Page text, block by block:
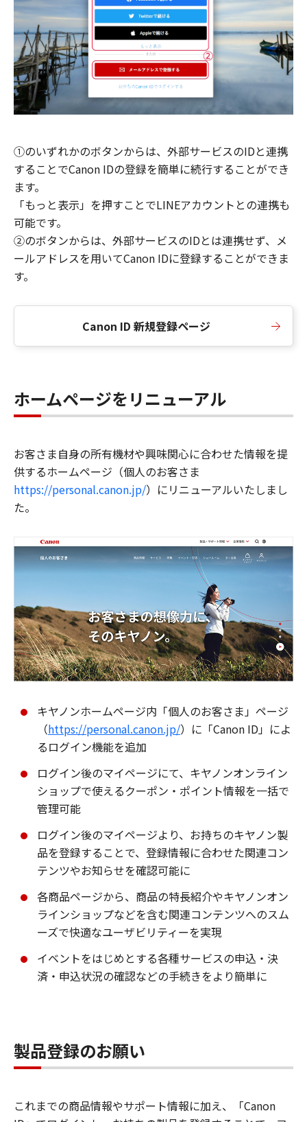
①のいずれかのボタンからは、外部サービスのIDと連携
することでCanon IDの登録を簡単に続行することができ
ます。
「もっと表示」を押すことでLINEアカウントとの連携も
可能です。
②のボタンからは、外部サービスのIDとは連携せず、メ
ールアドレスを用いてCanon IDに登録することができま
す。
Canon ID 新規登録ページ
ホームページをリニューアル
お客さま自身の所有機材や興味関心に合わせた情報を提
供するホームページ（個人のお客さま
https://personal.canon.jp/）にリニューアルいたしまし
た。
キヤノンホームページ内「個人のお客さま」ページ
（https://personal.canon.jp/）に「Canon ID」によ
るログイン機能を追加
ログイン後のマイページにて、キヤノンオンライン
ショップで使えるクーポン・ポイント情報を一括で
管理可能
ログイン後のマイページより、お持ちのキヤノン製
品を登録することで、登録情報に合わせた関連コン
テンツやお知らせを確認可能に
各商品ページから、商品の特長紹介やキヤノンオン
ラインショップなどを含む関連コンテンツへのスム
ーズで快適なユーザビリティーを実現
イベントをはじめとする各種サービスの申込・決
済・申込状況の確認などの手続きをより簡単に
製品登録のお願い
これまでの商品情報やサポート情報に加え、「Canon